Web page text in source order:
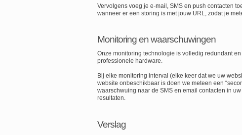
Vervolgens voeg je e-mail, SMS en push contacten
wanneer er een storing is met jouw URL, zodat je
Monitoring en waarschuwingen
Onze monitoring technologie is volledig redundant
professionele hardware.
Bij elke monitoring interval (elke keer dat we uw
website onbeschikbaar is doen we meteen een
waarschwuing naar de SMS en email contacten in
resultaten.
Verslag